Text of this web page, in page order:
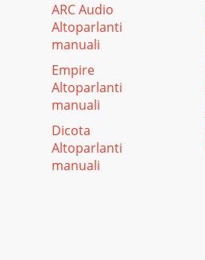
ARC Audio
Altoparlanti
manuali
Empire
Altoparlanti
manuali
Dicota
Altoparlanti
manuali